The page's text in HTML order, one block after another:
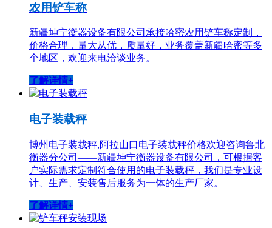
农用铲车称
新疆坤宁衡器设备有限公司承接哈密农用铲车称定制，
价格合理，量大从优，质量好，业务覆盖新疆哈密等多
个地区，欢迎来电洽谈业务。
了解详情+
电子装载秤
博州电子装载秤,阿拉山口电子装载秤价格欢迎咨询鲁北
衡器分公司——新疆坤宁衡器设备有限公司，可根据客
户实际需求定制符合使用的电子装载秤，我们是专业设
计、生产、安装售后服务为一体的生产厂家。
了解详情+